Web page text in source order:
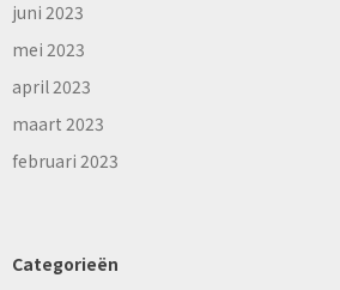
juni 2023
mei 2023
april 2023
maart 2023
februari 2023
Categorieën